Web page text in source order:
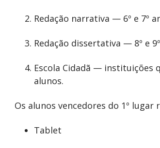
Redação narrativa — 6º e 7º
Redação dissertativa — 8º e
Escola Cidadã — instituições
alunos.
Os alunos vencedores do 1º lugar
Tablet